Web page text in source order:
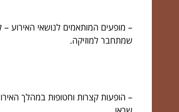
– מופעים המותאמים לנושאי האירוע
שמתחבר למוזיקה.
– הופעות קצרות וחטופות במהלך